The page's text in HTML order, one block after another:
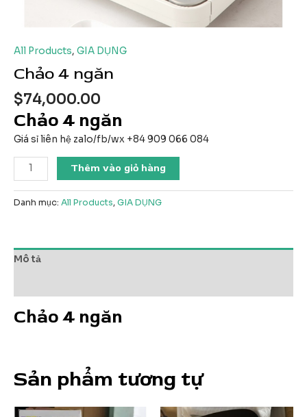
All Products, GIA DỤNG
Chảo 4 ngăn
$74,000.00
Chảo 4 ngăn
Giá sỉ liên hệ zalo/fb/wx +84 909 066 084
Chảo
4
ngăn
số
Thêm vào giỏ hàng
Danh mục: All Products,GIA DỤNG
Mô tả
Chảo 4 ngăn
Sản phẩm tương tự